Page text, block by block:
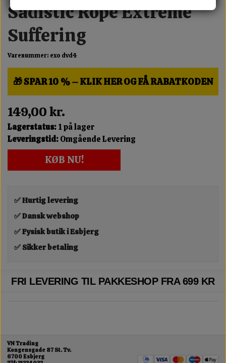
Sadistic Rope Extreme
Suffering
Varenummer: exo dvd4
🎁 SPAR 10 % – KLIK HER OG FÅ RABATKODEN
149,00 kr.
Lagerstatus:1 på lager
Leveringstid:Omgående Levering
KØB NU!
✅ Hurtig levering
✅ Dansk webshop
✅ Fysisk butik i Esbjerg
✅ Sikker betaling
FRI LEVERING TIL PAKKESHOP FRA 699 KR
VN Trading
Kongensgade 87 St. Tv.
6700 Esbjerg